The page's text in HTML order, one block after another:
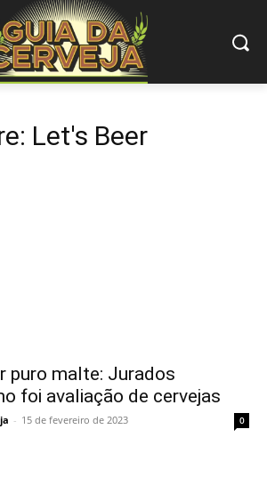
Let's Beer
puro malte: Jurados
foi avaliação de cervejas
- 15 de fevereiro de 2023 0